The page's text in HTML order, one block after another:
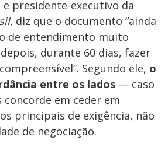
V
i
d
e
presidente-executivo da
, diz que o documento “ainda
de entendimento muito
durante 60 dias, fazer
Segundo ele, o
entre os lados — caso
concorde em ceder em
principais de exigência, não
de negociação.